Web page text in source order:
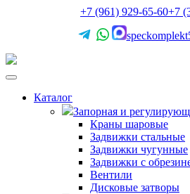
+7 (961) 929-65-60+7
Каталог
Запорная и
Краны шаровые
Задвижки стальные
Задвижки чугунные
Задвижки с
Вентили
Дисковые затворы